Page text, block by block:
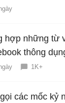
hợp những từ
thông
1K+
các mốc kỷ